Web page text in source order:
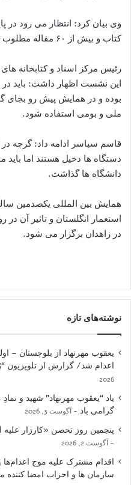
کتاب و بیش از ۶۰ مقاله مطلوب داشته باشیم.
رئیس مرکز اسناد و کتابخانه
این نشست اظهار داشت: باید
بوده و در همایش پیش رو بجای
ملی و بومی استفاده شود.
قاسم سیاسر ادامه داد: گرچه
دستگاه ها دخیل هستند اما
دانشگاه ها گذاشت.
همایش بین المللی یکصدمین
استعمار انگلستان و تاثیر آن
در زاهدان برگزار می شود.
نوشته‌های تازه
یعقوب مهرنهاد از بلوچستان –
اعدام شد/ گزارش از تلویزیون
2026
یاد “یعقوب مهرنهاد” شهید و
گرامی باد
آگوست 3, 2026
پنجمین روز تحصن «کارزار
آگوست 2, 2026
اقدام مشترک علیه موج
سازمان ها و احزاب امضا کننده